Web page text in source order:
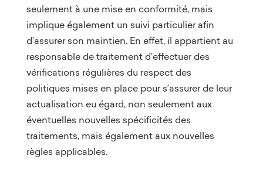
seulement à une mise en conformité, mais
implique également un suivi particulier afin
d’assurer son maintien. En effet, il appartient au
responsable de traitement d’effectuer des
vérifications régulières du respect des
politiques mises en place pour s’assurer de leur
actualisation eu égard, non seulement aux
éventuelles nouvelles spécificités des
traitements, mais également aux nouvelles
règles applicables.